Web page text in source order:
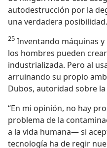
autodestrucción por la
una verdadera
25 Inventando máquinas
los hombres pueden
industrializada. Pero al
arruinando su propio
Dubos, autoridad sobre
“En mi opinión, no hay
problema de la
a la vida humana— si
tecnología ha de regir